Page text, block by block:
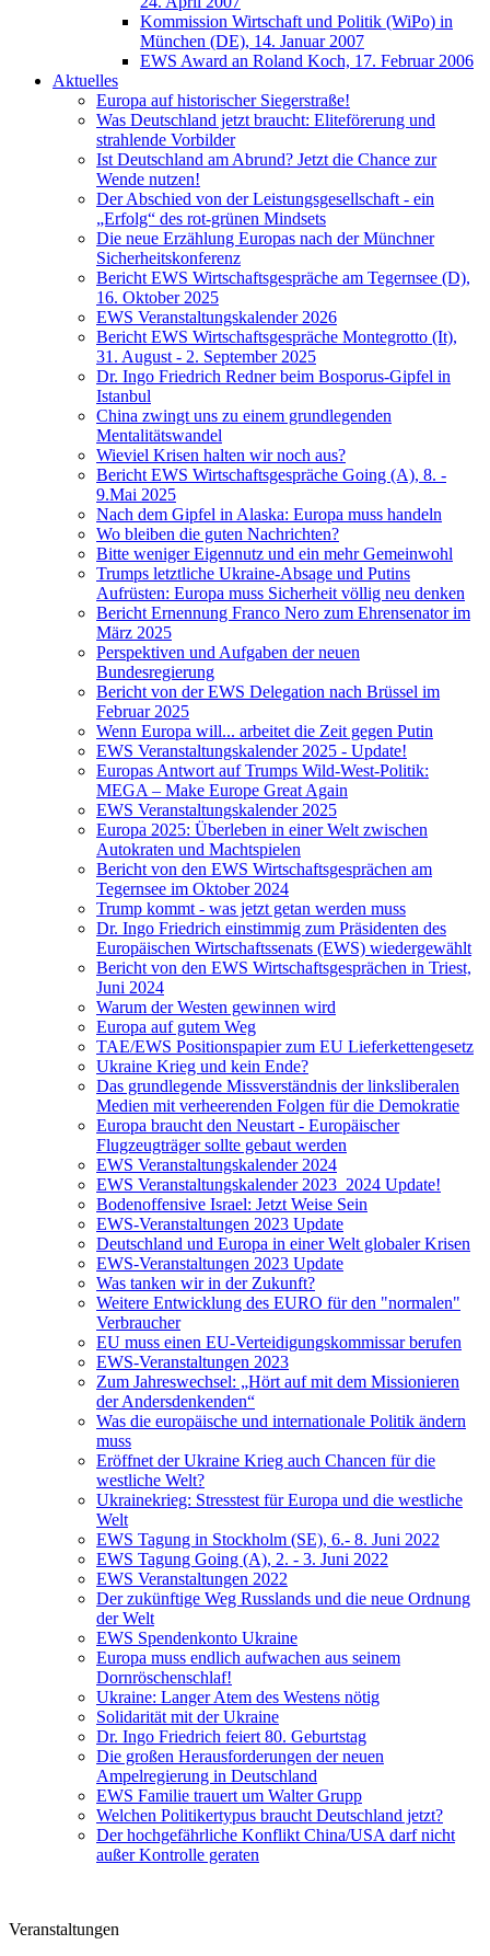
Kommission Wirtschaft und Politik (WiPo) in
München (DE), 14. Januar 2007
EWS Award an Roland Koch, 17. Februar 2006
Aktuelles
Europa auf historischer Siegerstraße!
Was Deutschland jetzt braucht: Eliteförerung und
strahlende Vorbilder
Ist Deutschland am Abrund? Jetzt die Chance zur
Wende nutzen!
Der Abschied von der Leistungsgesellschaft - ein
„Erfolg“ des rot-grünen Mindsets
Die neue Erzählung Europas nach der Münchner
Sicherheitskonferenz
Bericht EWS Wirtschaftsgespräche am Tegernsee (D),
16. Oktober 2025
EWS Veranstaltungskalender 2026
Bericht EWS Wirtschaftsgespräche Montegrotto (It),
31. August - 2. September 2025
Dr. Ingo Friedrich Redner beim Bosporus-Gipfel in
Istanbul
China zwingt uns zu einem grundlegenden
Mentalitätswandel
Wieviel Krisen halten wir noch aus?
Bericht EWS Wirtschaftsgespräche Going (A), 8. -
9.Mai 2025
Nach dem Gipfel in Alaska: Europa muss handeln
Wo bleiben die guten Nachrichten?
Bitte weniger Eigennutz und ein mehr Gemeinwohl
Trumps letztliche Ukraine-Absage und Putins
Aufrüsten: Europa muss Sicherheit völlig neu denken
Bericht Ernennung Franco Nero zum Ehrensenator im
März 2025
Perspektiven und Aufgaben der neuen
Bundesregierung
Bericht von der EWS Delegation nach Brüssel im
Februar 2025
Wenn Europa will... arbeitet die Zeit gegen Putin
EWS Veranstaltungskalender 2025 - Update!
Europas Antwort auf Trumps Wild-West-Politik:
MEGA – Make Europe Great Again
EWS Veranstaltungskalender 2025
Europa 2025: Überleben in einer Welt zwischen
Autokraten und Machtspielen
Bericht von den EWS Wirtschaftsgesprächen am
Tegernsee im Oktober 2024
Trump kommt - was jetzt getan werden muss
Dr. Ingo Friedrich einstimmig zum Präsidenten des
Europäischen Wirtschaftssenats (EWS) wiedergewählt
Bericht von den EWS Wirtschaftsgesprächen in Triest,
Juni 2024
Warum der Westen gewinnen wird
Europa auf gutem Weg
TAE/EWS Positionspapier zum EU Lieferkettengesetz
Ukraine Krieg und kein Ende?
Das grundlegende Missverständnis der linksliberalen
Medien mit verheerenden Folgen für die Demokratie
Europa braucht den Neustart - Europäischer
Flugzeugträger sollte gebaut werden
EWS Veranstaltungskalender 2024
EWS Veranstaltungskalender 2023_2024 Update!
Bodenoffensive Israel: Jetzt Weise Sein
EWS-Veranstaltungen 2023 Update
Deutschland und Europa in einer Welt globaler Krisen
EWS-Veranstaltungen 2023 Update
Was tanken wir in der Zukunft?
Weitere Entwicklung des EURO für den "normalen"
Verbraucher
EU muss einen EU-Verteidigungskommissar berufen
EWS-Veranstaltungen 2023
Zum Jahreswechsel: „Hört auf mit dem Missionieren
der Andersdenkenden“
Was die europäische und internationale Politik ändern
muss
Eröffnet der Ukraine Krieg auch Chancen für die
westliche Welt?
Ukrainekrieg: Stresstest für Europa und die westliche
Welt
EWS Tagung in Stockholm (SE), 6.- 8. Juni 2022
EWS Tagung Going (A), 2. - 3. Juni 2022
EWS Veranstaltungen 2022
Der zukünftige Weg Russlands und die neue Ordnung
der Welt
EWS Spendenkonto Ukraine
Europa muss endlich aufwachen aus seinem
Dornröschenschlaf!
Ukraine: Langer Atem des Westens nötig
Solidarität mit der Ukraine
Dr. Ingo Friedrich feiert 80. Geburtstag
Die großen Herausforderungen der neuen
Ampelregierung in Deutschland
EWS Familie trauert um Walter Grupp
Welchen Politikertypus braucht Deutschland jetzt?
Der hochgefährliche Konflikt China/USA darf nicht
außer Kontrolle geraten
Veranstaltungen